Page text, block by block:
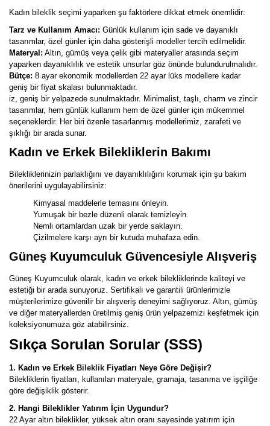
Kadın bileklik seçimi yaparken şu faktörlere dikkat etmek önemlidir:
Tarz ve Kullanım Amacı: Günlük kullanım için sade ve dayanıklı
tasarımlar, özel günler için daha gösterişli modeller tercih edilmelidir.
Materyal: Altın, gümüş veya çelik gibi materyaller arasında seçim
yaparken dayanıklılık ve estetik unsurlar göz önünde bulundurulmalıdır.
Bütçe: 8 ayar ekonomik modellerden 22 ayar lüks modellere kadar
geniş bir fiyat skalası bulunmaktadır.
iz, geniş bir yelpazede sunulmaktadır. Minimalist, taşlı, charm ve zincir
tasarımlar, hem günlük kullanım hem de özel günler için mükemmel
seçeneklerdir. Her biri özenle tasarlanmış modellerimiz, zarafeti ve
şıklığı bir arada sunar.
Kadın ve Erkek Bilekliklerin Bakımı
Bilekliklerinizin parlaklığını ve dayanıklılığını korumak için şu bakım
önerilerini uygulayabilirsiniz:
Kimyasal maddelerle temasını önleyin.
Yumuşak bir bezle düzenli olarak temizleyin.
Nemli ortamlardan uzak bir yerde saklayın.
Çizilmelere karşı ayrı bir kutuda muhafaza edin.
Güneş Kuyumculuk Güvencesiyle Alışveriş
Güneş Kuyumculuk olarak, kadın ve erkek bilekliklerinde kaliteyi ve
estetiği bir arada sunuyoruz. Sertifikalı ve garantili ürünlerimizle
müşterilerimize güvenilir bir alışveriş deneyimi sağlıyoruz. Altın, gümüş
ve diğer materyallerden üretilmiş geniş ürün yelpazemizi keşfetmek için
koleksiyonumuza göz atabilirsiniz.
Sıkça Sorulan Sorular (SSS)
1. Kadın ve Erkek Bileklik Fiyatları Neye Göre Değişir?
Bilekliklerin fiyatları, kullanılan materyale, gramaja, tasarıma ve işçiliğe
göre değişiklik gösterir.
2. Hangi Bileklikler Yatırım İçin Uygundur?
22 Ayar altın bileklikler, yüksek altın oranı sayesinde yatırım için